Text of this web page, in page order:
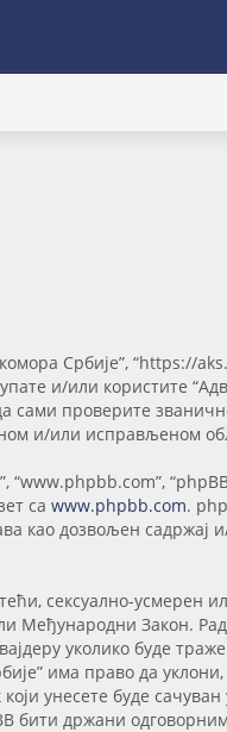
Србије”, “https://
и/или користите
сами проверите
и/или исправљеном
“www.phpbb.com”,
са www.phpbb.com.
као дозвољен
сексуално-усмерен
Међународни Закон.
уколико буде
има право да
унесете буде
бити држани